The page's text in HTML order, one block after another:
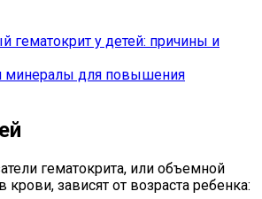
гематокрит у детей: причины и
минералы для повышения
гематокрита, или объемной
крови, зависят от возраста ребенка: